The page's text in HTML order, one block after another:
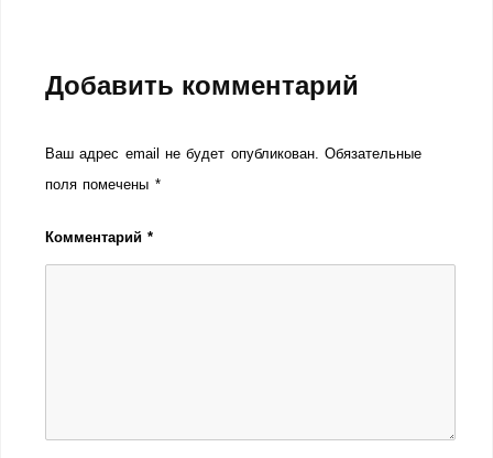
Добавить комментарий
Ваш адрес email не будет опубликован. Обязательные
поля помечены *
Комментарий*